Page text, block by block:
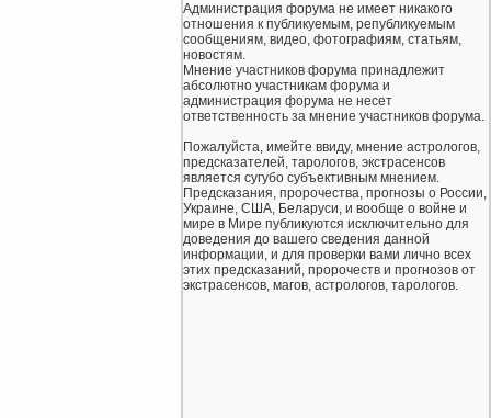
Администрация форума не имеет никакого
отношения к публикуемым, републикуемым
сообщениям, видео, фотографиям, статьям,
новостям.
Мнение участников форума принадлежит
абсолютно участникам форума и
администрация форума не несет
ответственность за мнение участников форума.
Пожалуйста, имейте ввиду, мнение астрологов,
предсказателей, тарологов, экстрасенсов
является сугубо субъективным мнением.
Предсказания, пророчества, прогнозы о России,
Украине, США, Беларуси, и вообще о войне и
мире в Мире публикуются исключительно для
доведения до вашего сведения данной
информации, и для проверки вами лично всех
этих предсказаний, пророчеств и прогнозов от
экстрасенсов, магов, астрологов, тарологов.